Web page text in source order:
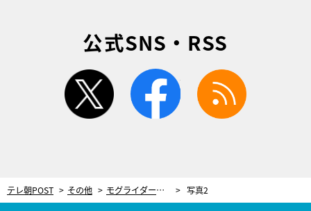
公式SNS・RSS
twitter facebook
テレ朝POST その他 モグライダー芝、子供の成長で“腰”が崩壊 新幹線で立ち尽くした年明けの悲劇 写真2